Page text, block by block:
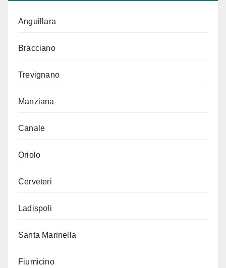
Anguillara
Bracciano
Trevignano
Manziana
Canale
Oriolo
Cerveteri
Ladispoli
Santa Marinella
Fiumicino